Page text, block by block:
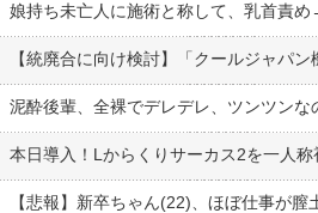
娘持ち未亡人に施術と称して、乳首責
【統廃合に向け検討】「クールジャパ
泥酔後輩、全裸でデレデレ、ツンツンな
本日導入！Lからくりサーカス2を一人
【悲報】新卒ちゃん(22)、ほぼ仕事が膣